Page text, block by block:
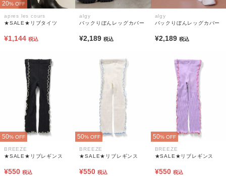
20% OFF
apres les cours
★SALE★リブタイツ
¥1,144 税込
algy
バックりぼんレッグカバー
¥2,189税込
algy
バックりぼんレッグカバー
¥2,189 税込
50% OFF
BREEZE
★SALE★リブレギンス
¥550 税込
50% OFF
BREEZE
★SALE★リブレギンス
¥550 税込
50% OFF
BREEZE
★SALE★リブレギンス
¥550 税込